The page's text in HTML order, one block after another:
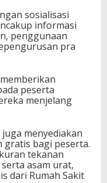
sosialisasi
informasi
penggunaan
pra
peserta
menjelang
juga menyediakan
gratis bagi peserta.
tekanan
asam urat,
dari Rumah Sakit